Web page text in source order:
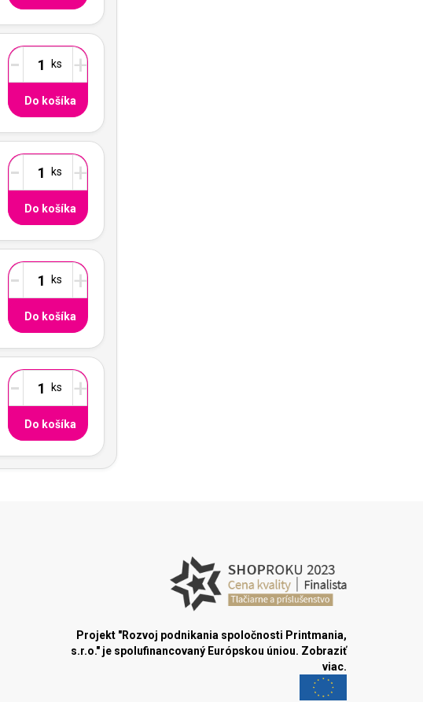
- +
Do košíka
- +
Do košíka
- +
Do košíka
- +
Do košíka
Projekt "Rozvoj podnikania spoločnosti Printmania,
s.r.o." je spolufinancovaný Európskou úniou. Zobraziť
viac.